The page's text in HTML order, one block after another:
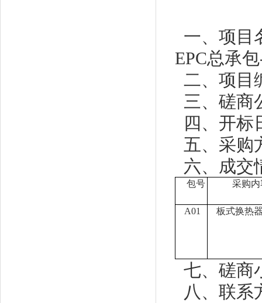
一、项目
EPC总承
二、项目
三、磋商
四、开标
五、采购
六、成交
包号 采购内
A01 板式换热
七、磋商
八、联系